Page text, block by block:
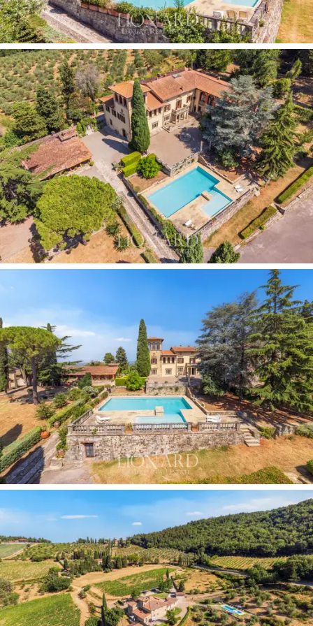
kaliteli ahşap zeminler ve orijinal mimari detaylarla
karakterize edilmiştir. Villa,odun sobası bulunan bir
taverna, bir depo ve samimi etkinlikleri kutlamak için
mükemmel olankutsanmış freskli bir şapelile
tamamlanmaktadır.
Ana villaya ek olarak, mülkte diğer önemli binalar da
bulunmaktadır.14. yüzyıldan kalma bir çiftlik evi,
artık toplam 25 kişiye kadar kapasitelibeş bağımsız
daireyebölünmüştür. Rustik atmosfer, pişmiş toprak
zeminler, açık ahşap kirişler ve taş şöminelerle
korunmaktadır. Daha tenha bir konumda, doğayla
çevrili ve 14 kişiye kadar misafir ağırlayabilen dört
daireye bölünmüş ikinci bir çiftlik evibulunmaktadır.
, 1.500 metrekarelik bir ortaçağ
köyüdür.Burada, binalar bir çeşmenin bulunduğu
merkezi bir meydanın etrafında toplanır ve iç mekanda
ofisler, 671 metrekarelik bir şarapmahzenivetarım
ve şarap üretiminin yapıldığı162 metrekarelik biryağ
değirmenigibi çeşitli alanlar sunar.
Son olarak, taş duvarlar ve ahşap kirişlerle karakteristik
rustik Toskana tarzını koruyaniki çiftlik evindeek
daireler ve depolar bulunmaktadır ve bu da daha fazla
restorasyon veya genişletme için benzersiz bir
potansiyel sunmaktadır.
Mülkü çevreleyen arazi, Toskana manzarasının
mükemmel bir örneğidir. Villanın önündeki bahçede,
çevredeki tepelerin nefes kesicipanoramik
manzarasınısunan inanılmaz birçift yüzme havuzu
bulunmaktadır ve buradaki konaklamanızı unutulmaz bir